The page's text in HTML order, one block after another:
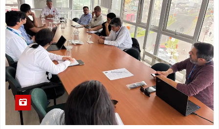
13 de agosto
Jueves 20°C 18°C